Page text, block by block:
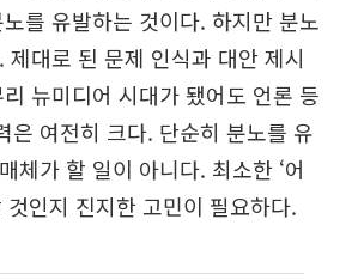
를 유발하는 것이다. 하지만 분노
제대로 된 문제 인식과 대안 제시
뉴미디어 시대가 됐어도 언론 등
은 여전히 크다. 단순히 분노를 유
체가 할 일이 아니다. 최소한 ‘어
것인지 진지한 고민이 필요하다.